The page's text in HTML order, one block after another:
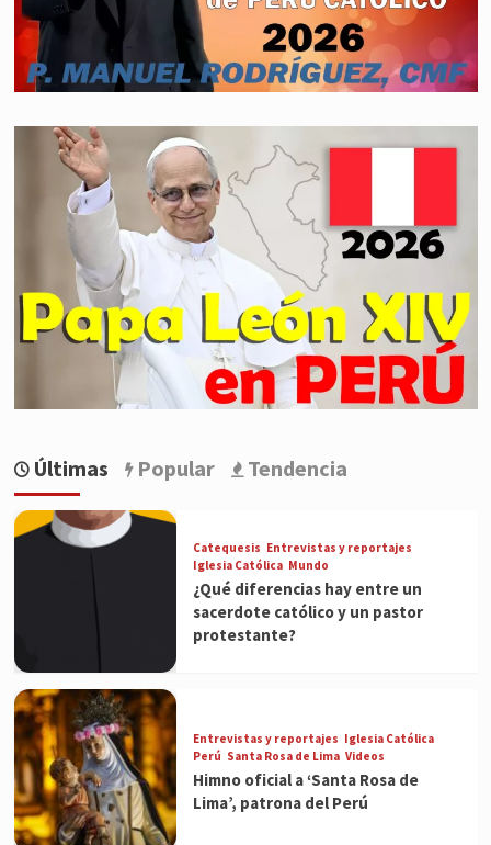
Últimas Popular Tendencia
Catequesis Entrevistas y reportajes
Iglesia Católica Mundo
¿Qué diferencias hay entre un
sacerdote católico y un pastor
protestante?
Entrevistas y reportajes Iglesia Católica
Perú Santa Rosa de Lima Videos
Himno oficial a ‘Santa Rosa de
Lima’, patrona del Perú